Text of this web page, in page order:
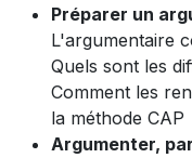
Préparer un
L'argumentaire
Quels sont les
Comment les
la méthode CAP
Argumenter,